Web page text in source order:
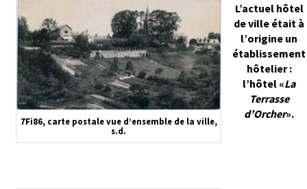
7Fi86, carte postale vue d’ensemble de la ville,
s.d.
L’actuel hôtel
de ville était à
l’origine un
établissement
hôtelier :
l’hôtel «La
Terrasse
d’Orcher».